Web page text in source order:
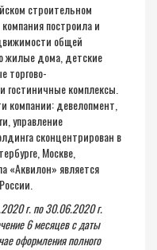
строительном
построила и
общей
жилые дома, детские
торгово-
комплексы.
компании: девелопмент,
управление
сконцентрирован в
Москве,
«Аквилон» является
г. по 30.06.2020 г.
6 месяцев с даты
оформления полного